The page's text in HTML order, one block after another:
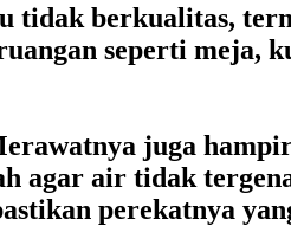
tidak berkualitas,
seperti meja,
juga
agar air tidak
perekatnya